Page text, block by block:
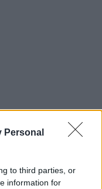
Personal
to third parties, or
information for